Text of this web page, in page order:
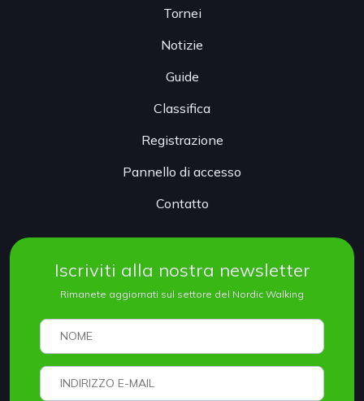
Tornei
Notizie
Guide
Classifica
Registrazione
Pannello di accesso
Contatto
Iscriviti alla nostra newsletter
Rimanete aggiornati sul settore del Nordic Walking